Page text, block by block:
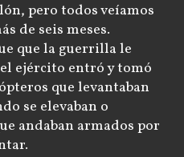
pero todos veíamos
de seis meses.
que la guerrilla le
ejército entró y tomó
que levantaban
se elevaban o
andaban armados por